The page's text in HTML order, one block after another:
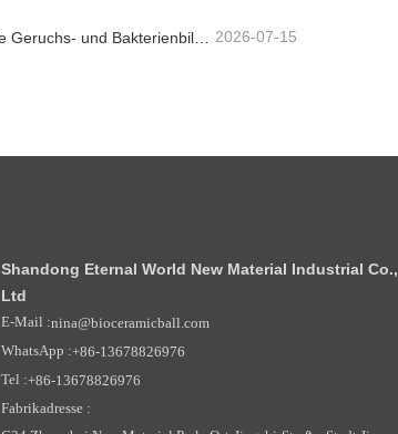
So verhindern Sie Geruchs- und Bakterienbildung in Abwassertanks von Scheuersaugmaschinen 2026-07-15
Shandong Eternal World New Material Industrial Co.,
Ltd
E-Mail :nina@bioceramicball.com
WhatsApp :+86-13678826976
Tel :+86-13678826976
Fabrikadresse :